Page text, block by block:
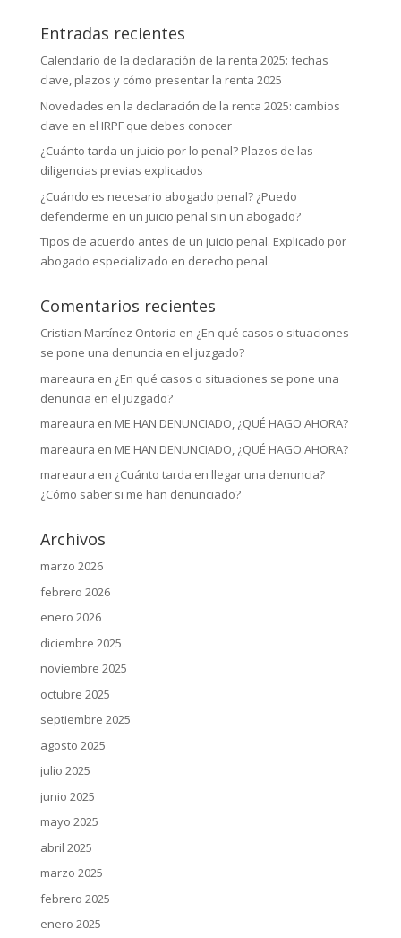
Entradas recientes
Calendario de la declaración de la renta 2025: fechas
clave, plazos y cómo presentar la renta 2025
Novedades en la declaración de la renta 2025: cambios
clave en el IRPF que debes conocer
¿Cuánto tarda un juicio por lo penal? Plazos de las
diligencias previas explicados
¿Cuándo es necesario abogado penal? ¿Puedo
defenderme en un juicio penal sin un abogado?
Tipos de acuerdo antes de un juicio penal. Explicado por
abogado especializado en derecho penal
Comentarios recientes
Cristian Martínez Ontoria en ¿En qué casos o situaciones
se pone una denuncia en el juzgado?
mareaura en ¿En qué casos o situaciones se pone una
denuncia en el juzgado?
mareaura en ME HAN DENUNCIADO, ¿QUÉ HAGO AHORA?
mareaura en ME HAN DENUNCIADO, ¿QUÉ HAGO AHORA?
mareaura en ¿Cuánto tarda en llegar una denuncia?
¿Cómo saber si me han denunciado?
Archivos
marzo 2026
febrero 2026
enero 2026
diciembre 2025
noviembre 2025
octubre 2025
septiembre 2025
agosto 2025
julio 2025
junio 2025
mayo 2025
abril 2025
marzo 2025
febrero 2025
enero 2025